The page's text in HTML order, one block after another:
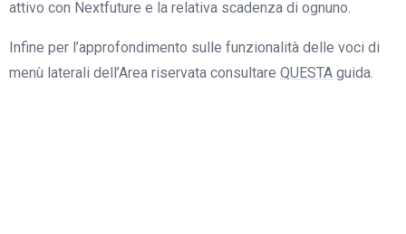
attivo con Nextfuture e la relativa scadenza di ognuno.
Infine per l’approfondimento sulle funzionalità delle voci di
menù laterali dell’Area riservata consultare QUESTA guida.